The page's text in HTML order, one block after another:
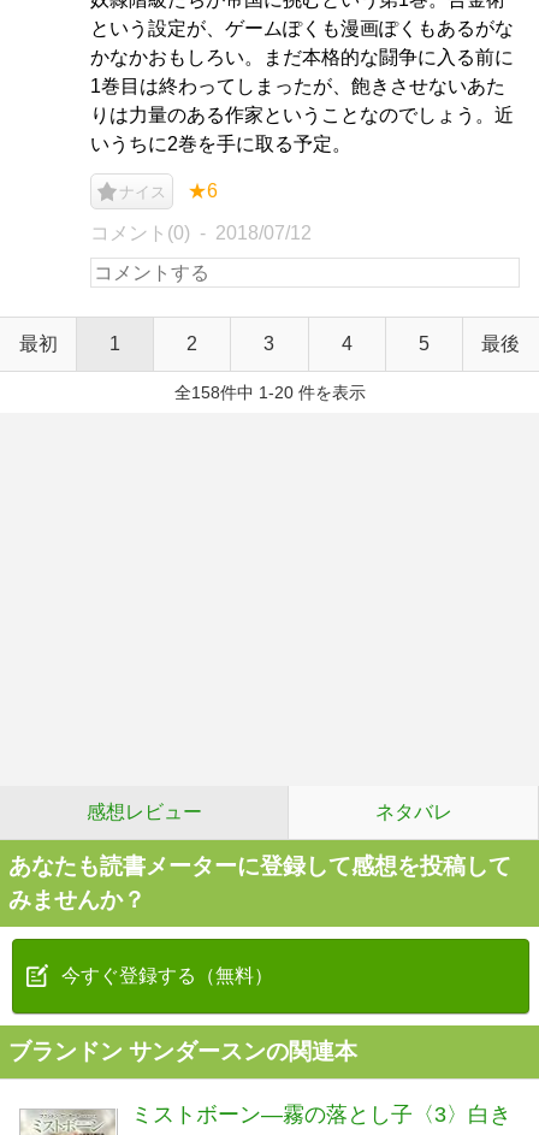
という設定が、ゲームぽくも漫画ぽくもあるがな
かなかおもしろい。まだ本格的な闘争に入る前に
1巻目は終わってしまったが、飽きさせないあた
りは力量のある作家ということなのでしょう。近
いうちに2巻を手に取る予定。
ナイス ★6
コメント(0) 2018/07/12
最初 1 2 3 4 5 最後
全158件中 1-20 件を表示
感想レビュー ネタバレ
あなたも読書メーターに登録して感想を投稿して
みませんか？
今すぐ登録する（無料）
ブランドン サンダースンの関連本
ミストボーン―霧の落とし子〈3〉白き